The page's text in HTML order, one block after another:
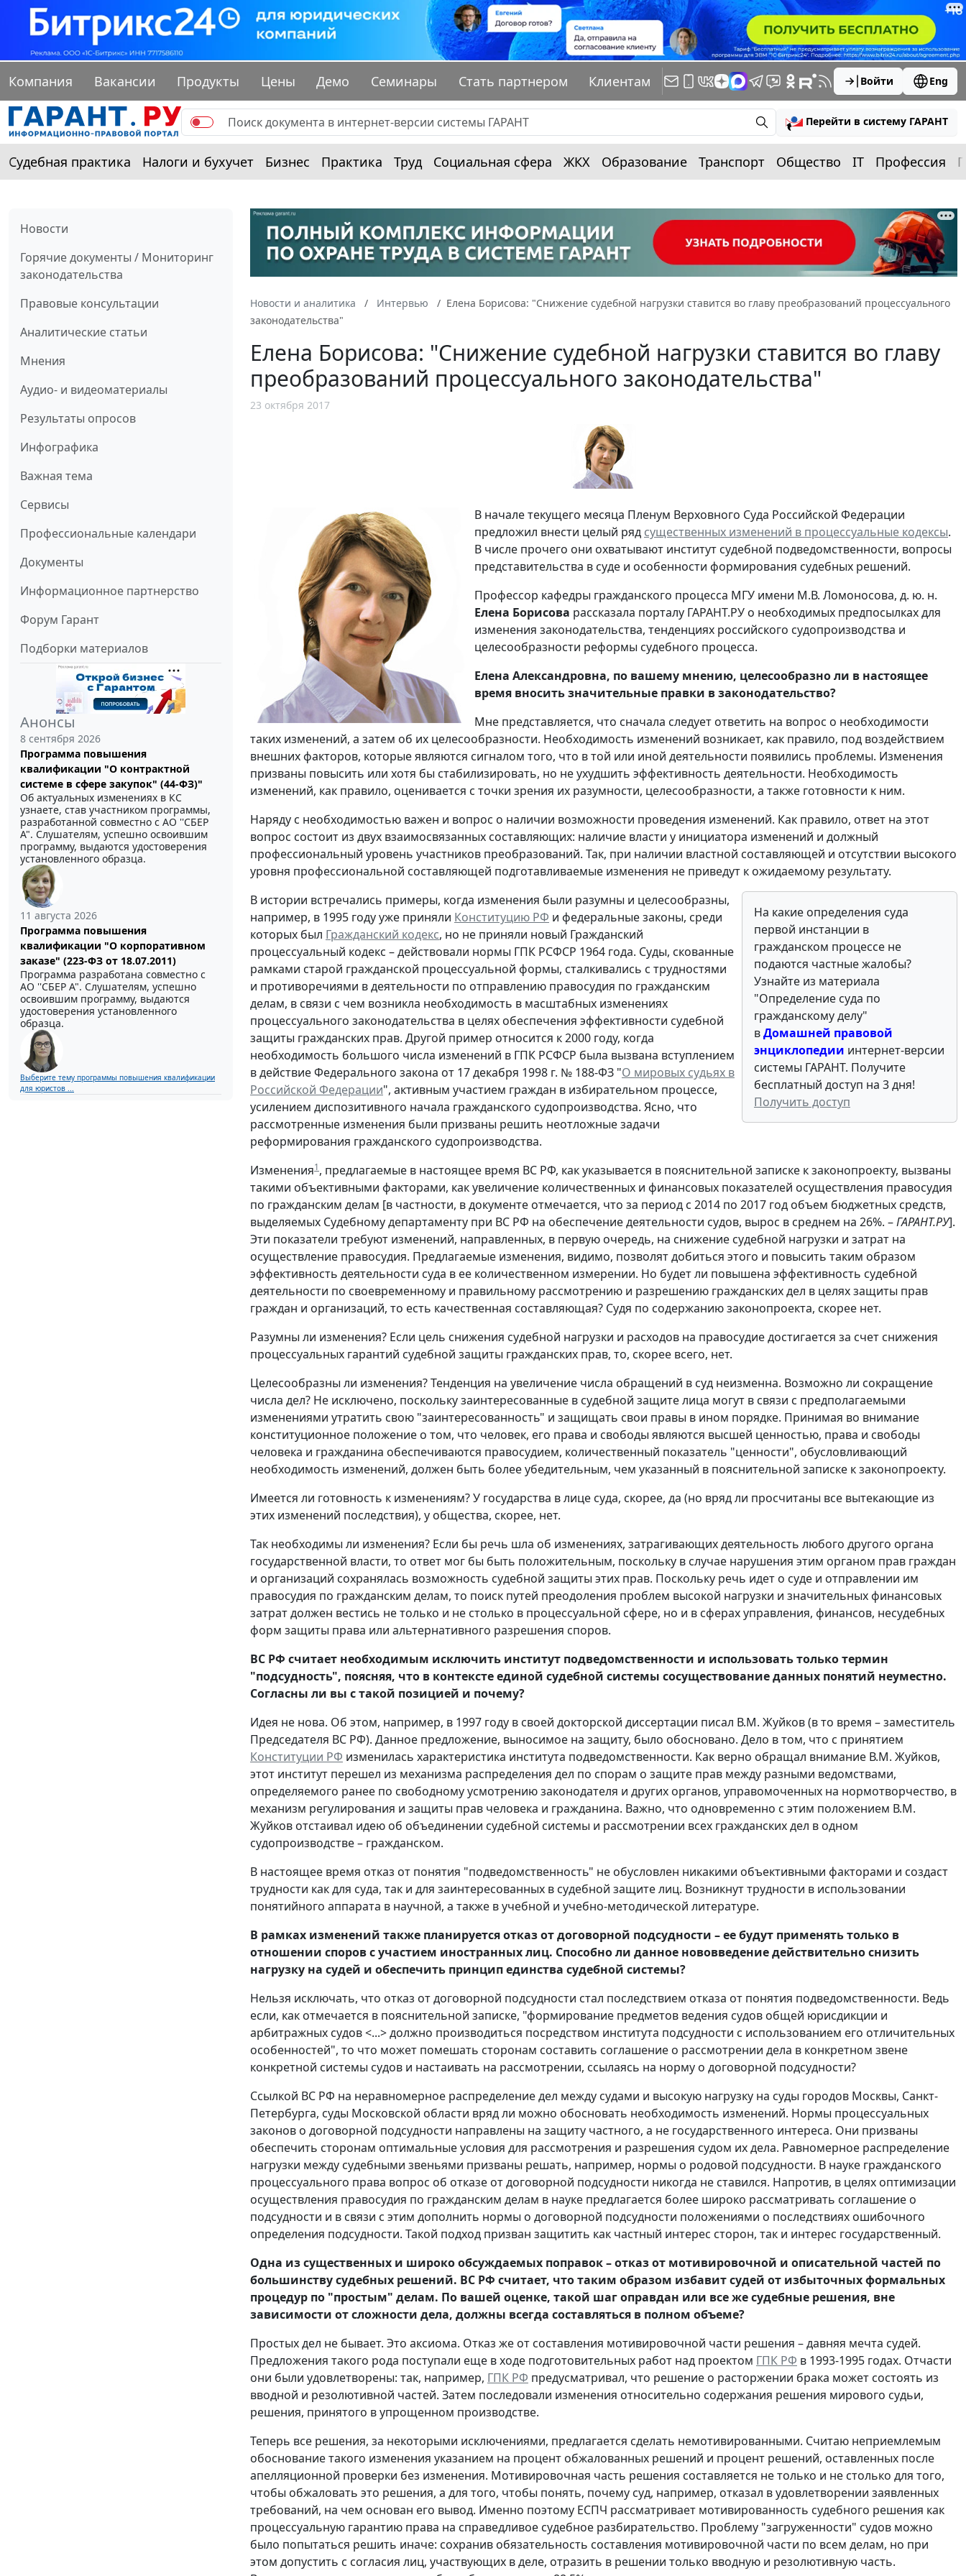
Компания Вакансии Продукты Цены Демо Семинары Стать партнером Клиентам Войти Eng
Перейти в систему ГАРАНТ
Судебная практика Налоги и бухучет Бизнес Практика Труд Социальная сфера ЖКХ Образование Транспорт Общество IT Профессия
Новости
Горячие документы / Мониторинг
законодательства
Правовые консультации
Аналитические статьи
Мнения
Аудио- и видеоматериалы
Результаты опросов
Инфографика
Важная тема
Сервисы
Профессиональные календари
Документы
Информационное партнерство
Форум Гарант
Подборки материалов
Анонсы
8 сентября 2026
Программа повышения
квалификации "О контрактной
системе в сфере закупок" (44-ФЗ)"
Об актуальных изменениях в КС
узнаете, став участником программы,
разработанной совместно с АО ''СБЕР
А". Слушателям, успешно освоившим
программу, выдаются удостоверения
установленного образца.
11 августа 2026
Программа повышения
квалификации "О корпоративном
заказе" (223-ФЗ от 18.07.2011)
Программа разработана совместно с
АО ''СБЕР А". Слушателям, успешно
освоившим программу, выдаются
удостоверения установленного
образца.
Выберите тему программы повышения квалификации
для юристов ...
Новости и аналитика Интервью
Елена Борисова: "Снижение судебной нагрузки ставится во главу преобразований процессуального
законодательства"
Елена Борисова: "Снижение судебной нагрузки ставится во главу
преобразований процессуального законодательства"
23 октября 2017
В начале текущего месяца Пленум Верховного Суда Российской Федерации
предложил внести целый ряд существенных изменений в процессуальные кодексы.
В числе прочего они охватывают институт судебной подведомственности, вопросы
представительства в суде и особенности формирования судебных решений.
Профессор кафедры гражданского процесса МГУ имени М.В. Ломоносова, д. ю. н.
Елена Борисова рассказала порталу ГАРАНТ.РУ о необходимых предпосылках для
изменения законодательства, тенденциях российского судопроизводства и
целесообразности реформы судебного процесса.
Елена Александровна, по вашему мнению, целесообразно ли в настоящее
время вносить значительные правки в законодательство?
Мне представляется, что сначала следует ответить на вопрос о необходимости
таких изменений, а затем об их целесообразности. Необходимость изменений возникает, как правило, под воздействием
внешних факторов, которые являются сигналом того, что в той или иной деятельности появились проблемы. Изменения
призваны повысить или хотя бы стабилизировать, но не ухудшить эффективность деятельности. Необходимость
изменений, как правило, оценивается с точки зрения их разумности, целесообразности, а также готовности к ним.
Наряду с необходимостью важен и вопрос о наличии возможности проведения изменений. Как правило, ответ на этот
вопрос состоит из двух взаимосвязанных составляющих: наличие власти у инициатора изменений и должный
профессиональный уровень участников преобразований. Так, при наличии властной составляющей и отсутствии высокого
уровня профессиональной составляющей подготавливаемые изменения не приведут к ожидаемому результату.
На какие определения суда
первой инстанции в
гражданском процессе не
подаются частные жалобы?
Узнайте из материала
"Определение суда по
гражданскому делу"
вДомашней правовой
энциклопедии интернет-версии
системы ГАРАНТ. Получите
бесплатный доступ на 3 дня!
Получить доступ
В истории встречались примеры, когда изменения были разумны и целесообразны,
например, в 1995 году уже приняли Конституцию РФ и федеральные законы, среди
которых был Гражданский кодекс, но не приняли новый Гражданский
процессуальный кодекс – действовали нормы ГПК РСФСР 1964 года. Суды, скованные
рамками старой гражданской процессуальной формы, сталкивались с трудностями
и противоречиями в деятельности по отправлению правосудия по гражданским
делам, в связи с чем возникла необходимость в масштабных изменениях
процессуального законодательства в целях обеспечения эффективности судебной
защиты гражданских прав. Другой пример относится к 2000 году, когда
необходимость большого числа изменений в ГПК РСФСР была вызвана вступлением
в действие Федерального закона от 17 декабря 1998 г. № 188-ФЗ "О мировых судьях в
Российской Федерации", активным участием граждан в избирательном процессе,
усилением диспозитивного начала гражданского судопроизводства. Ясно, что
рассмотренные изменения были призваны решить неотложные задачи
реформирования гражданского судопроизводства.
Изменения1, предлагаемые в настоящее время ВС РФ, как указывается в пояснительной записке к законопроекту, вызваны
такими объективными факторами, как увеличение количественных и финансовых показателей осуществления правосудия
по гражданским делам [в частности, в документе отмечается, что за период с 2014 по 2017 год объем бюджетных средств,
выделяемых Судебному департаменту при ВС РФ на обеспечение деятельности судов, вырос в среднем на 26%. –ГАРАНТ.РУ].
Эти показатели требуют изменений, направленных, в первую очередь, на снижение судебной нагрузки и затрат на
осуществление правосудия. Предлагаемые изменения, видимо, позволят добиться этого и повысить таким образом
эффективность деятельности суда в ее количественном измерении. Но будет ли повышена эффективность судебной
деятельности по своевременному и правильному рассмотрению и разрешению гражданских дел в целях защиты прав
граждан и организаций, то есть качественная составляющая? Судя по содержанию законопроекта, скорее нет.
Разумны ли изменения? Если цель снижения судебной нагрузки и расходов на правосудие достигается за счет снижения
процессуальных гарантий судебной защиты гражданских прав, то, скорее всего, нет.
Целесообразны ли изменения? Тенденция на увеличение числа обращений в суд неизменна. Возможно ли сокращение
числа дел? Не исключено, поскольку заинтересованные в судебной защите лица могут в связи с предполагаемыми
изменениями утратить свою "заинтересованность" и защищать свои правы в ином порядке. Принимая во внимание
конституционное положение о том, что человек, его права и свободы являются высшей ценностью, права и свободы
человека и гражданина обеспечиваются правосудием, количественный показатель "ценности", обусловливающий
необходимость изменений, должен быть более убедительным, чем указанный в пояснительной записке к законопроекту.
Имеется ли готовность к изменениям? У государства в лице суда, скорее, да (но вряд ли просчитаны все вытекающие из
этих изменений последствия), у общества, скорее, нет.
Так необходимы ли изменения? Если бы речь шла об изменениях, затрагивающих деятельность любого другого органа
государственной власти, то ответ мог бы быть положительным, поскольку в случае нарушения этим органом прав граждан
и организаций сохранялась возможность судебной защиты этих прав. Поскольку речь идет о суде и отправлении им
правосудия по гражданским делам, то поиск путей преодоления проблем высокой нагрузки и значительных финансовых
затрат должен вестись не только и не столько в процессуальной сфере, но и в сферах управления, финансов, несудебных
форм защиты права или альтернативного разрешения споров.
ВС РФ считает необходимым исключить институт подведомственности и использовать только термин
"подсудность", поясняя, что в контексте единой судебной системы сосуществование данных понятий неуместно.
Согласны ли вы с такой позицией и почему?
Идея не нова. Об этом, например, в 1997 году в своей докторской диссертации писал В.М. Жуйков (в то время – заместитель
Председателя ВС РФ). Данное предложение, выносимое на защиту, было обосновано. Дело в том, что с принятием
Конституции РФ изменилась характеристика института подведомственности. Как верно обращал внимание В.М. Жуйков,
этот институт перешел из механизма распределения дел по спорам о защите прав между разными ведомствами,
определяемого ранее по свободному усмотрению законодателя и других органов, управомоченных на нормотворчество, в
механизм регулирования и защиты прав человека и гражданина. Важно, что одновременно с этим положением В.М.
Жуйков отстаивал идею об объединении судебной системы и рассмотрении всех гражданских дел в одном
судопроизводстве – гражданском.
В настоящее время отказ от понятия "подведомственность" не обусловлен никакими объективными факторами и создаст
трудности как для суда, так и для заинтересованных в судебной защите лиц. Возникнут трудности в использовании
понятийного аппарата в научной, а также в учебной и учебно-методической литературе.
В рамках изменений также планируется отказ от договорной подсудности – ее будут применять только в
отношении споров с участием иностранных лиц. Способно ли данное нововведение действительно снизить
нагрузку на судей и обеспечить принцип единства судебной системы?
Нельзя исключать, что отказ от договорной подсудности стал последствием отказа от понятия подведомственности. Ведь
если, как отмечается в пояснительной записке, "формирование предметов ведения судов общей юрисдикции и
арбитражных судов <...> должно производиться посредством института подсудности с использованием его отличительных
особенностей", то что может помешать сторонам составить соглашение о рассмотрении дела в конкретном звене
конкретной системы судов и настаивать на рассмотрении, ссылаясь на норму о договорной подсудности?
Ссылкой ВС РФ на неравномерное распределение дел между судами и высокую нагрузку на суды городов Москвы, Санкт-
Петербурга, суды Московской области вряд ли можно обосновать необходимость изменений. Нормы процессуальных
законов о договорной подсудности направлены на защиту частного, а не государственного интереса. Они призваны
обеспечить сторонам оптимальные условия для рассмотрения и разрешения судом их дела. Равномерное распределение
нагрузки между судебными звеньями призваны решать, например, нормы о родовой подсудности. В науке гражданского
процессуального права вопрос об отказе от договорной подсудности никогда не ставился. Напротив, в целях оптимизации
осуществления правосудия по гражданским делам в науке предлагается более широко рассматривать соглашение о
подсудности и в связи с этим дополнить нормы о договорной подсудности положениями о последствиях ошибочного
определения подсудности. Такой подход призван защитить как частный интерес сторон, так и интерес государственный.
Одна из существенных и широко обсуждаемых поправок – отказ от мотивировочной и описательной частей по
большинству судебных решений. ВС РФ считает, что таким образом избавит судей от избыточных формальных
процедур по "простым" делам. По вашей оценке, такой шаг оправдан или все же судебные решения, вне
зависимости от сложности дела, должны всегда составляться в полном объеме?
Простых дел не бывает. Это аксиома. Отказ же от составления мотивировочной части решения – давняя мечта судей.
Предложения такого рода поступали еще в ходе подготовительных работ над проектом ГПК РФ в 1993-1995 годах. Отчасти
они были удовлетворены: так, например, ГПК РФ предусматривал, что решение о расторжении брака может состоять из
вводной и резолютивной частей. Затем последовали изменения относительно содержания решения мирового судьи,
решения, принятого в упрощенном производстве.
Теперь все решения, за некоторыми исключениями, предлагается сделать немотивированными. Считаю неприемлемым
обоснование такого изменения указанием на процент обжалованных решений и процент решений, оставленных после
апелляционной проверки без изменения. Мотивировочная часть решения составляется не только и не столько для того,
чтобы обжаловать это решения, а для того, чтобы понять, почему суд, например, отказал в удовлетворении заявленных
требований, на чем основан его вывод. Именно поэтому ЕСПЧ рассматривает мотивированность судебного решения как
процессуальную гарантию права на справедливое судебное разбирательство. Проблему "загруженности" судов можно
было попытаться решить иначе: сохранив обязательность составления мотивировочной части по всем делам, но при
этом допустить с согласия лиц, участвующих в деле, отразить в решении только вводную и резолютивную часть.